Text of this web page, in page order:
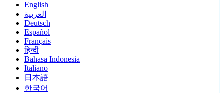
English
العربية
Deutsch
Español
Français
हिन्दी
Bahasa Indonesia
Italiano
日本語
한국어